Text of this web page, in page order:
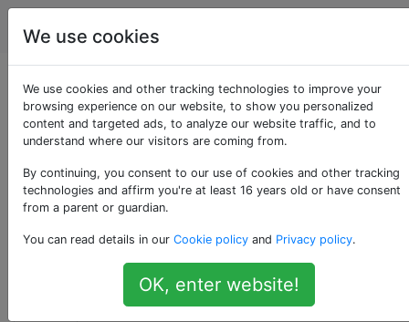
Programmazione
Domande taggate
«http-headers»
In Hypertext Transfer Protocol (HTTP), i campi di
intestazione HTTP contengono i parametri operativi di
risposta (prima riga del messaggio), formano
l'intestazione del messaggio.
Qual è il tipo di contenuto JSON
We use cookies
We use cookies and other tracking technologies to improve your
browsing experience on our website, to show you personalized
content and targeted ads, to analyze our website traffic, and to
understand where our visitors are coming from.
By continuing, you consent to our use of cookies and other tracking
technologies and affirm you're at least 16 years old or have consent
from a parent or guardian.
You can read details in our Cookie policy and Privacy policy.
OK, enter website!